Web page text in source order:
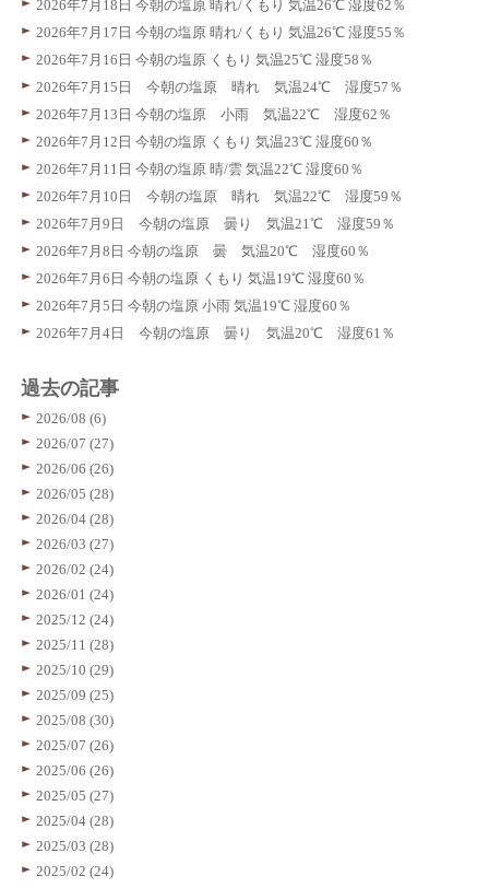
2026年7月18日 今朝の塩原 晴れ/くもり 気温26℃ 湿度62％
2026年7月17日 今朝の塩原 晴れ/くもり 気温26℃ 湿度55％
2026年7月16日 今朝の塩原 くもり 気温25℃ 湿度58％
2026年7月15日 今朝の塩原 晴れ 気温24℃ 湿度57％
2026年7月13日 今朝の塩原 小雨 気温22℃ 湿度62％
2026年7月12日 今朝の塩原 くもり 気温23℃ 湿度60％
2026年7月11日 今朝の塩原 晴/雲 気温22℃ 湿度60％
2026年7月10日 今朝の塩原 晴れ 気温22℃ 湿度59％
2026年7月9日 今朝の塩原 曇り 気温21℃ 湿度59％
2026年7月8日 今朝の塩原 曇 気温20℃ 湿度60％
2026年7月6日 今朝の塩原 くもり 気温19℃ 湿度60％
2026年7月5日 今朝の塩原 小雨 気温19℃ 湿度60％
2026年7月4日 今朝の塩原 曇り 気温20℃ 湿度61％
過去の記事
2026/08 (6)
2026/07 (27)
2026/06 (26)
2026/05 (28)
2026/04 (28)
2026/03 (27)
2026/02 (24)
2026/01 (24)
2025/12 (24)
2025/11 (28)
2025/10 (29)
2025/09 (25)
2025/08 (30)
2025/07 (26)
2025/06 (26)
2025/05 (27)
2025/04 (28)
2025/03 (28)
2025/02 (24)